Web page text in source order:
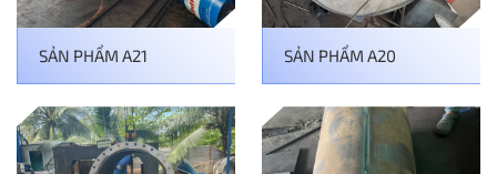
SẢN PHẨM A21 SẢN PHẨM A20